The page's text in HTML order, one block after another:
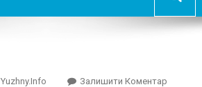
Yuzhny.info Залишити КоментарOn